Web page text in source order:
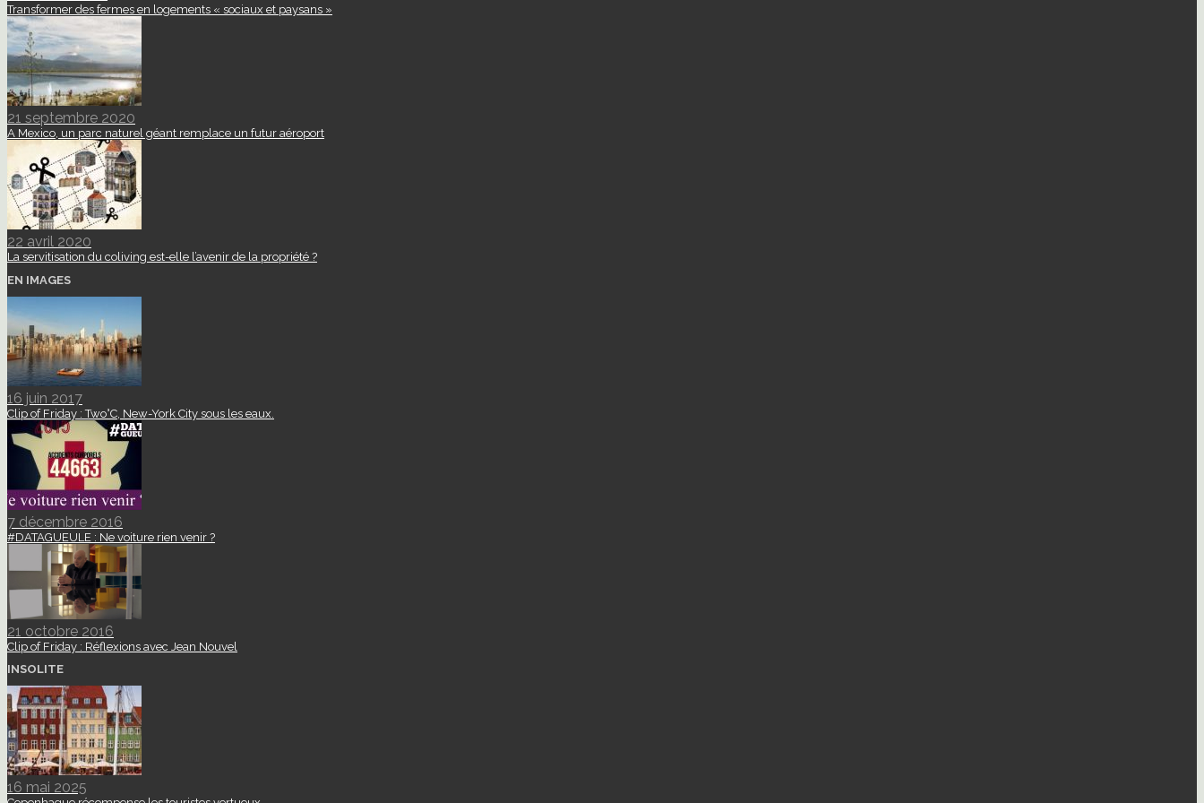
Transformer des fermes en logements « sociaux et paysans »
21 septembre 2020
A Mexico, un parc naturel géant remplace un futur aéroport
22 avril 2020
La servitisation du coliving est-elle l’avenir de la propriété ?
EN IMAGES
16 juin 2017
Clip of Friday : Two°C, New-York City sous les eaux.
7 décembre 2016
#DATAGUEULE : Ne voiture rien venir ?
21 octobre 2016
Clip of Friday : Réflexions avec Jean Nouvel
INSOLITE
16 mai 2025